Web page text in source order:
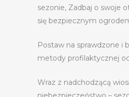
sezonie, Zadbaj o swoje
się bezpiecznym
Postaw na sprawdzone i
metody profilaktycznej
Wraz z nadchodzącą